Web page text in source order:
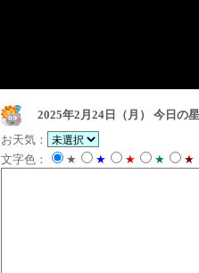
2025年2月24日（月）
今日の
お天気：
文字色：
★ ★ ★ ★ ★